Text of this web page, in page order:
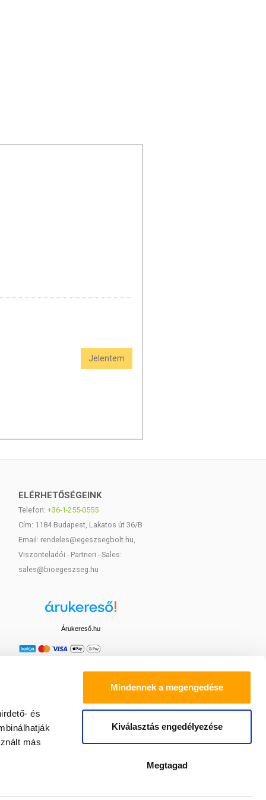
és
más
Mindennek a megengedése
Kiválasztás engedélyezése
Megtagad
Jelentem
ELÉRHETŐSÉGEINK
Telefon: +36-1-255-0555
Cím: 1184 Budapest, Lakatos út 36/B
Email: rendeles@egeszsegbolt.hu,
Viszonteladói - Partneri - Sales:
sales@bioegeszseg.hu
Árukereső.hu